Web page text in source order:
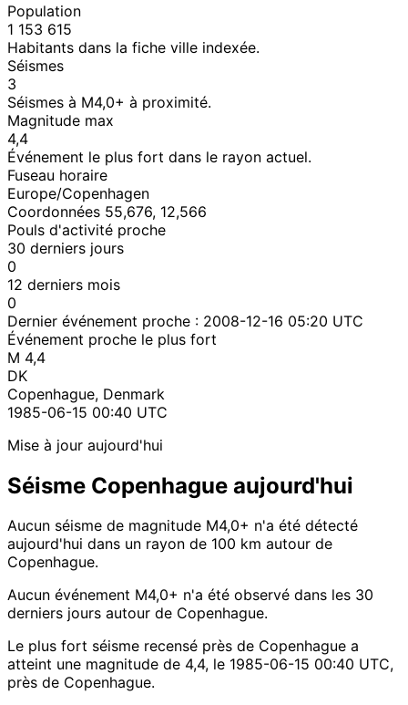
Population
1 153 615
Habitants dans la fiche ville indexée.
Séismes
3
Séismes à M4,0+ à proximité.
Magnitude max
4,4
Événement le plus fort dans le rayon actuel.
Fuseau horaire
Europe/Copenhagen
Coordonnées 55,676, 12,566
Pouls d'activité proche
30 derniers jours
0
12 derniers mois
0
Dernier événement proche : 2008-12-16 05:20 UTC
Événement proche le plus fort
M 4,4
DK
Copenhague, Denmark
1985-06-15 00:40 UTC
Mise à jour aujourd'hui
Séisme Copenhague aujourd'hui
Aucun séisme de magnitude M4,0+ n'a été détecté
aujourd'hui dans un rayon de 100 km autour de
Copenhague.
Aucun événement M4,0+ n'a été observé dans les 30
derniers jours autour de Copenhague.
Le plus fort séisme recensé près de Copenhague a
atteint une magnitude de 4,4, le 1985-06-15 00:40 UTC,
près de Copenhague.